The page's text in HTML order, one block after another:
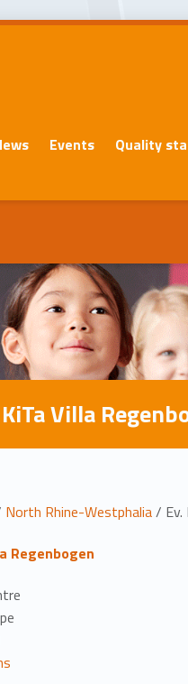
Events Quality
Villa
North Rhine-Westphalia/
Regenbogen